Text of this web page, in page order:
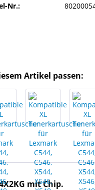
Nr.:
Artikel passen:
mit Chip.